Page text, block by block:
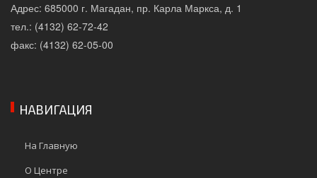
Адрес: 685000 г. Магадан, пр. Карла Маркса, д. 1
тел.: (4132) 62-72-42
факс: (4132) 62-05-00
НАВИГАЦИЯ
На Главную
О Центре